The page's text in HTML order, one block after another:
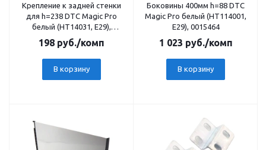
Крепление к задней стенки
для h=238 DTC Magic Pro
белый (НТ14031, Е29),
0015533
198 руб./комп
В корзину
Боковины 400мм h=88 DTC
Magic Pro белый (НТ114001,
Е29), 0015464
1 023 руб./комп
В корзину